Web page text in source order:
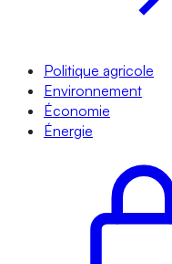
Politique agricole
Environnement
Économie
Énergie